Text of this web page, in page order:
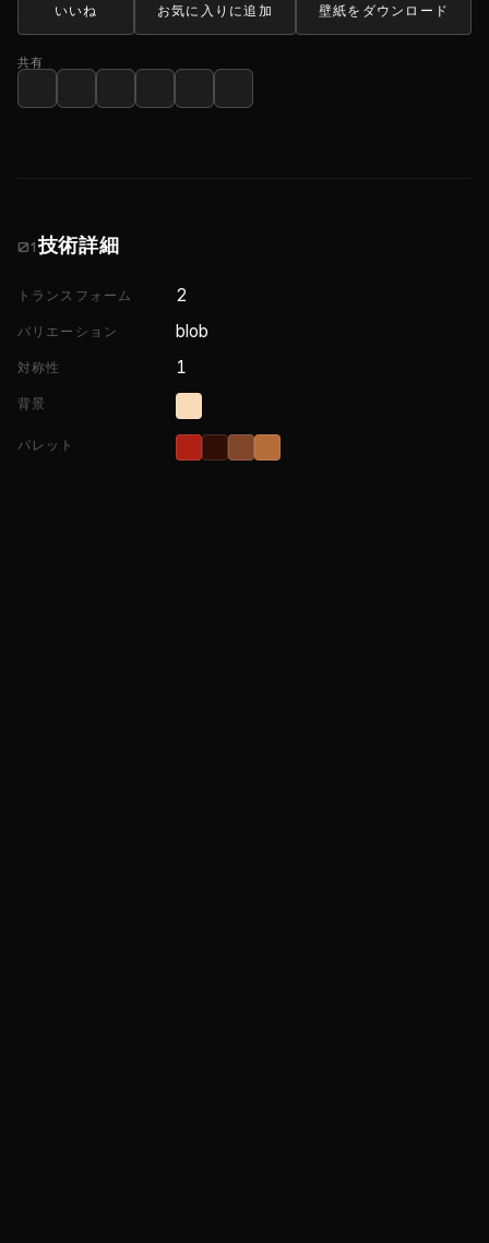
いいね お気に入りに追加 壁紙をダウンロード
共有
01技術詳細
トランスフォーム 2
バリエーション blob
対称性 1
背景
パレット